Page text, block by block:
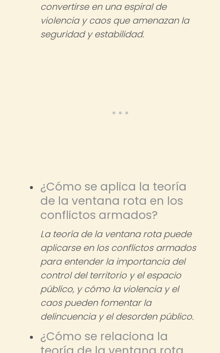
convertirse en una espiral de
violencia y caos que amenazan la
seguridad y estabilidad.
¿Cómo se aplica la teoría
de la ventana rota en los
conflictos armados?
La teoría de la ventana rota puede
aplicarse en los conflictos armados
para entender la importancia del
control del territorio y el espacio
público, y cómo la violencia y el
caos pueden fomentar la
delincuencia y el desorden público.
¿Cómo se relaciona la